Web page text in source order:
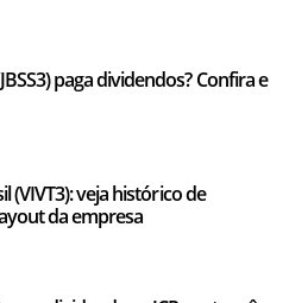
paga dividendos? Confira e
(VIVT3): veja histórico de
da empresa